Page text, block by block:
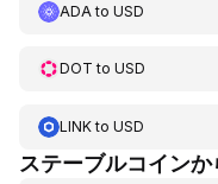
ADA to USD
DOT to USD
LINKto USD
ステーブルコイン